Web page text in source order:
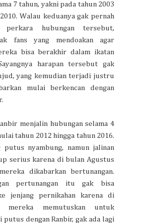
7 tahun, yakni pada tahun 2003
Walau keduanya gak pernah
perkara hubungan tersebut,
fans yang mendoakan agar
bisa berakhir dalam ikatan
harapan tersebut gak
yang kemudian terjadi justru
mulai berkencan dengan
menjalin hubungan selama 4
tahun 2012 hingga tahun 2016.
putus nyambung, namun jalinan
serius karena di bulan Agustus
dikabarkan bertunangan.
pertunangan itu gak bisa
jenjang pernikahan karena di
mereka memutuskan untuk
putus dengan Ranbir, gak ada lagi